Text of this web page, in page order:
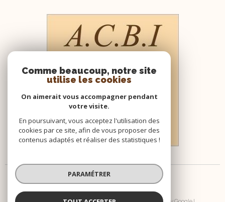
Comme beaucoup, notre site
utilise les cookies
On aimerait vous accompagner pendant
votre visite.
En poursuivant, vous acceptez l'utilisation des
cookies par ce site, afin de vous proposer des
contenus adaptés et réaliser des statistiques !
PARAMÉTRER